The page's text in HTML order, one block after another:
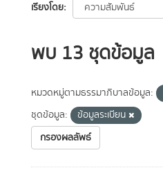
เรียงโดย
พบ 13 ชุดข้อมูล
หมวดหมู่ตามธรรมาภิบาลข้อมูล:
ชุดข้อมูล:
ข้อมูลระเบียน
กรองผลลัพธ์